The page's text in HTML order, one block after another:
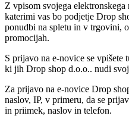
Z vpisom svojega
katerimi vas bo podjetje Drop
ponudbi na spletu in v trgovini,
promocijah.
S prijavo na e-novice se
ki jih Drop shop d.o.o.. nudi
Za prijavo na e-novice Drop
naslov, IP, v primeru, da se
in priimek, naslov in telefon.